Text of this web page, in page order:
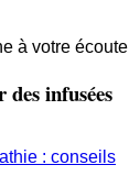
à votre écoute
infusées
: conseils